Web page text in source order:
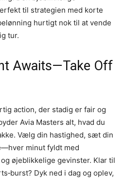
til strategien med korte
hurtigt nok til at vende
tur.
Awaits—Take Off
action, der stadig er fair og
Avia Masters alt, hvad du
Vælg din hastighed, sæt din
minut fyldt med
øjeblikkelige gevinster. Klar til
Dyk ned i dag og oplev,